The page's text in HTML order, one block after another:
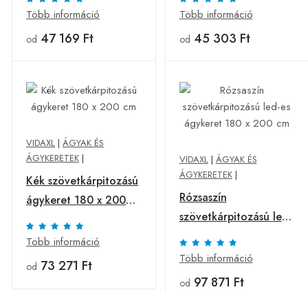
Több információ
od 47 169 Ft
Több információ
od 45 303 Ft
VIDAXL | ÁGYAK ÉS
ÁGYKERETEK |
Kék szövetkárpitozású
ágykeret 180 x 200
cm
Több információ
od 73 271 Ft
VIDAXL| ÁGYAK ÉS
ÁGYKERETEK|
Rózsaszín
szövetkárpitozású led-
es ágykeret 180 x 200
cm
Több információ
od 97 871 Ft